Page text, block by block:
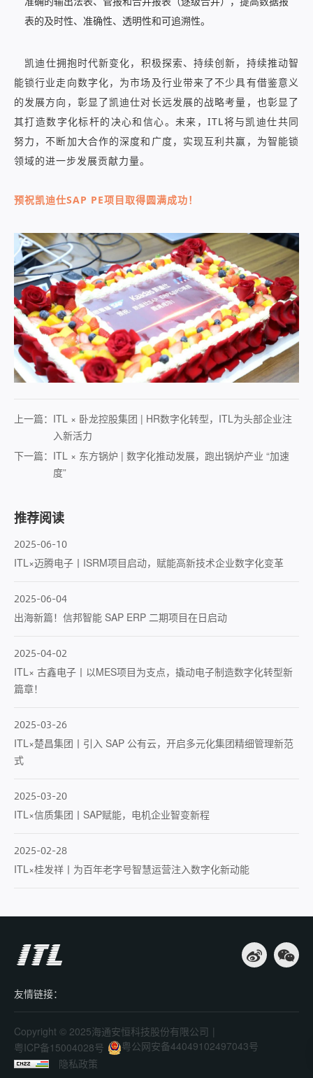
表的及时性、准确性、透明性和可追溯性。
凯迪仕拥抱时代新变化，积极探索、持续创新，持续推动智
能锁行业走向数字化，为市场及行业带来了不少具有借鉴意义
的发展方向，彰显了凯迪仕对长远发展的战略考量，也彰显了
其打造数字化标杆的决心和信心。未来，ITL将与凯迪仕共同
努力，不断加大合作的深度和广度，实现互利共赢，为智能锁
领域的进一步发展贡献力量。
预祝凯迪仕SAP PE项目取得圆满成功！
上一篇： ITL × 卧龙控股集团 | HR数字化转型，ITL为头部企业注
入新活力
下一篇： ITL × 东方锅炉 | 数字化推动发展，跑出锅炉产业 “加速
度”
推荐阅读
2025-06-10
ITL×迈腾电子丨ISRM项目启动，赋能高新技术企业数字化变革
2025-06-04
出海新篇！信邦智能 SAP ERP 二期项目在日启动
2025-04-02
ITL× 古鑫电子丨以MES项目为支点，撬动电子制造数字化转型新
篇章！
2025-03-26
ITL×楚昌集团丨引入 SAP 公有云，开启多元化集团精细管理新范
式
2025-03-20
ITL×信质集团丨SAP赋能，电机企业智变新程
2025-02-28
ITL×桂发祥丨为百年老字号智慧运营注入数字化新动能
友情链接：
Copyright © 2025海通安恒科技股份有限公司 |
粤ICP备15004028号
粤公网安备44049102497043号
隐私政策